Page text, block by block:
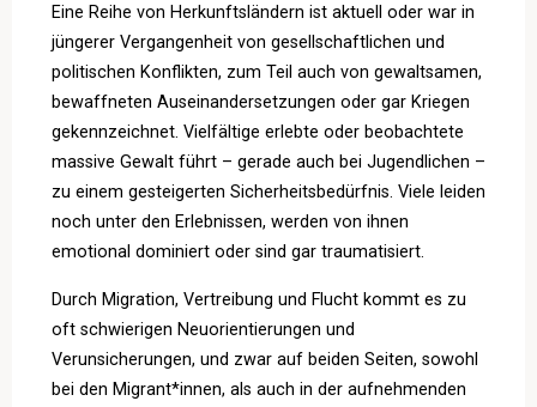
Eine Reihe von Herkunftsländern ist aktuell oder war in
jüngerer Vergangenheit von gesellschaftlichen und
politischen Konflikten, zum Teil auch von gewaltsamen,
bewaffneten Auseinandersetzungen oder gar Kriegen
gekennzeichnet. Vielfältige erlebte oder beobachtete
massive Gewalt führt – gerade auch bei Jugendlichen –
zu einem gesteigerten Sicherheitsbedürfnis. Viele leiden
noch unter den Erlebnissen, werden von ihnen
emotional dominiert oder sind gar traumatisiert.
Durch Migration, Vertreibung und Flucht kommt es zu
oft schwierigen Neuorientierungen und
Verunsicherungen, und zwar auf beiden Seiten, sowohl
bei den Migrant*innen, als auch in der aufnehmenden